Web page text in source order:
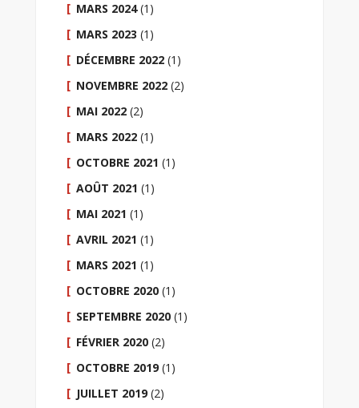
MARS 2024(1)
MARS 2023 (1)
DÉCEMBRE 2022 (1)
NOVEMBRE 2022 (2)
MAI 2022 (2)
MARS 2022 (1)
OCTOBRE 2021 (1)
AOÛT 2021 (1)
MAI 2021 (1)
AVRIL 2021 (1)
MARS 2021 (1)
OCTOBRE 2020 (1)
SEPTEMBRE 2020 (1)
FÉVRIER 2020 (2)
OCTOBRE 2019 (1)
JUILLET 2019 (2)